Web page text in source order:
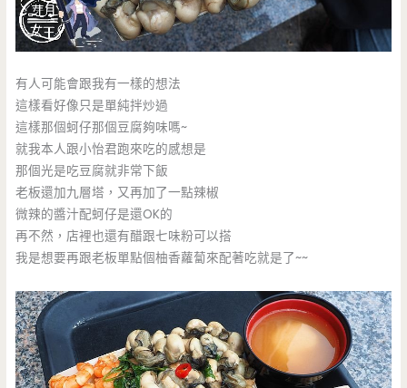
有人可能會跟我有一樣的想法
這樣看好像只是單純拌炒過
這樣那個蚵仔那個豆腐夠味嗎~
就我本人跟小怡君跑來吃的感想是
那個光是吃豆腐就非常下飯
老板還加九層塔，又再加了一點辣椒
微辣的醬汁配蚵仔是還OK的
再不然，店裡也還有醋跟七味粉可以搭
我是想要再跟老板單點個柚香蘿蔔來配著吃就是了~~